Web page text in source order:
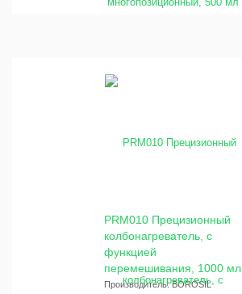
PRM010 Прецизионный
колбонагреватель, с
функцией
перемешивания, 1000 мл
Производитель: BOROSIL